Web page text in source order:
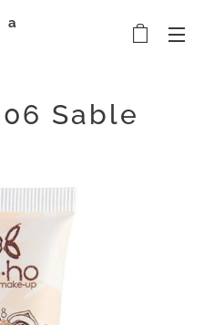
a
Sable